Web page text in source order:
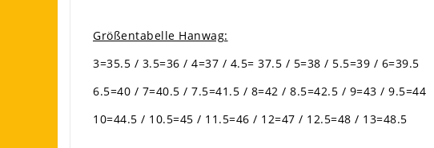
Größentabelle Hanwag:
3=35.5 / 3.5=36 / 4=37 / 4.5= 37.5 / 5=38 / 5.5=39 / 6=39.5
6.5=40 / 7=40.5 / 7.5=41.5 / 8=42 / 8.5=42.5 / 9=43 / 9.5=44
10=44.5 / 10.5=45 / 11.5=46 / 12=47 / 12.5=48 / 13=48.5